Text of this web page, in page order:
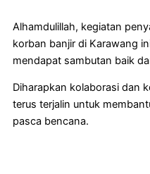
Alhamdulillah, kegiatan
korban banjir di Karawang
mendapat sambutan baik
Diharapkan kolaborasi dan
terus terjalin untuk
pasca bencana.